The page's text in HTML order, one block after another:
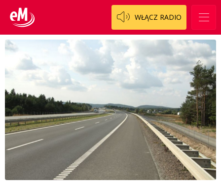
WŁĄCZ RADIO